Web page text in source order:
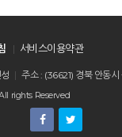
서비스이용약관
주소 : (36621) 경북 안동
rights Reserved